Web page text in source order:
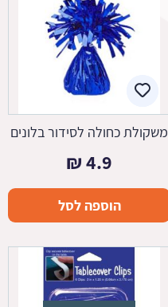
משקולת כחולה לסידור בלונים
4.9
₪
הוספה לסל